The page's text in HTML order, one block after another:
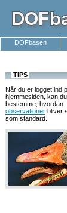
DOFbasen
TIPS
Når du er logget ind
hjemmesiden, kan
bestemme, hvordan
observationer bliver
som standard.